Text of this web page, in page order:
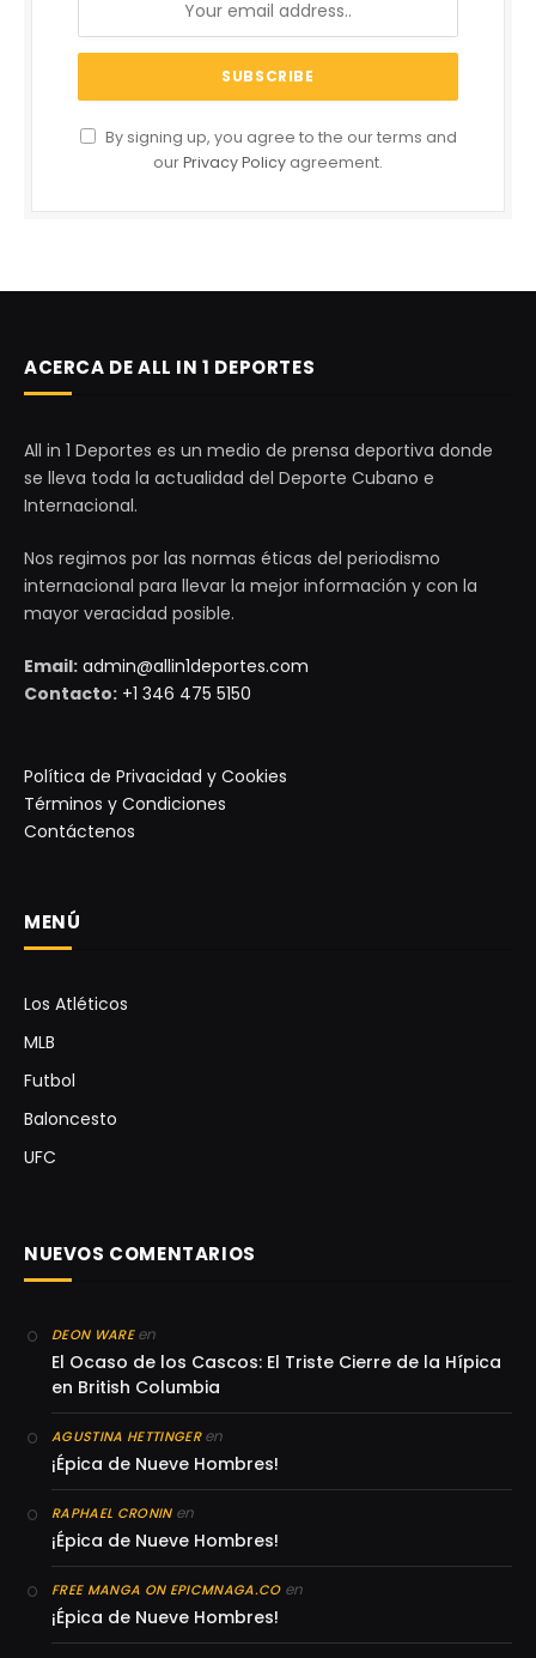
By signing up, you agree to the our terms and
ourPrivacy Policy agreement.
ACERCA DE ALL IN 1 DEPORTES
All in 1 Deportes es un medio de prensa deportiva donde
se lleva toda la actualidad del Deporte Cubano e
Internacional.
Nos regimos por las normas éticas del periodismo
internacional para llevar la mejor información y con la
mayor veracidad posible.
Email: admin@allin1deportes.com
Contacto: +1 346 475 5150
Política de Privacidad y Cookies
Términos y Condiciones
Contáctenos
MENÚ
Los Atléticos
MLB
Futbol
Baloncesto
UFC
NUEVOS COMENTARIOS
DEON WAREen
El Ocaso de los Cascos: El Triste Cierre de la Hípica
en British Columbia
AGUSTINA HETTINGERen
¡Épica de Nueve Hombres!
RAPHAEL CRONINen
¡Épica de Nueve Hombres!
FREE MANGA ON EPICMNAGA.COen
¡Épica de Nueve Hombres!